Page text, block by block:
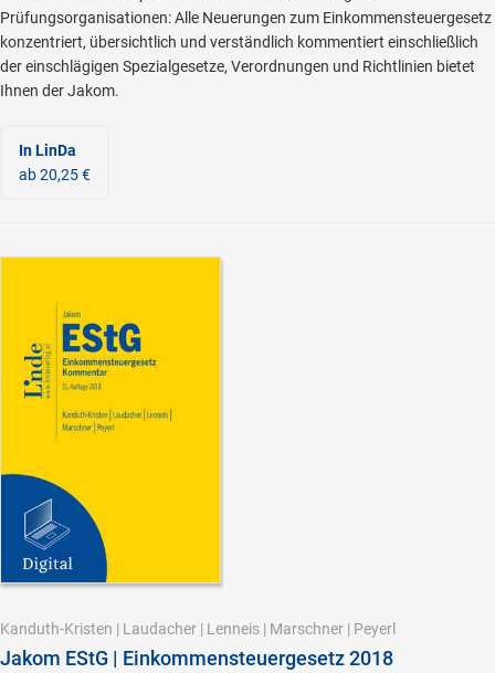
Prüfungsorganisationen: Alle Neuerungen zum Einkommensteuergesetz
konzentriert, übersichtlich und verständlich kommentiert einschließlich
der einschlägigen Spezialgesetze, Verordnungen und Richtlinien bietet
Ihnen der Jakom.
In LinDa
ab 20,25 €
Kanduth-Kristen | Laudacher | Lenneis | Marschner | Peyerl
Jakom EStG | Einkommensteuergesetz 2018